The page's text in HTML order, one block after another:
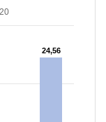
24,56
24,56